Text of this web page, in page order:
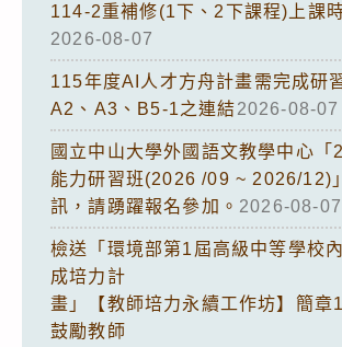
114-2重補修(1下、2下課程)上課
2026-08-07
115年度AI人才方舟計畫需完成研
A2、A3、B5-1之連結2026-08-07
國立中山大學外國語文教學中心「
能力研習班(2026 /09 ~ 2026/12)
訊，請踴躍報名參加。 2026-08-07
檢送「環境部第1屆高級中等學校
成培力計
畫」【教師培力永續工作坊】簡章
鼓勵教師